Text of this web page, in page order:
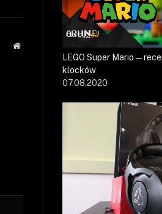
Strona
LEGO Super Mario —
klocków
07.08.2020